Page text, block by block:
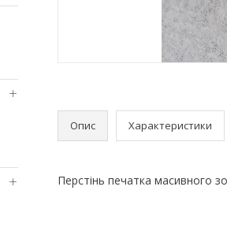
Опис Характеристики
Перстінь печатка масивного